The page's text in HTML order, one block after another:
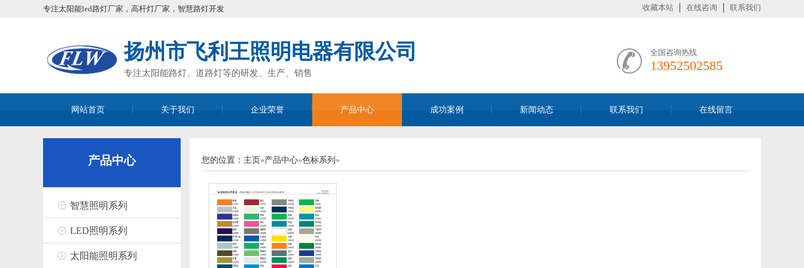
专注太阳能led路灯厂家，高杆灯厂家，智慧路灯开发 收藏本站 在线咨询 联系我们
扬州市飞利王照明电器有限公司
专注太阳能路灯、道路灯等的研发、生产、销售
全国咨询热线
13952502585
网站首页 关于我们 企业荣誉 产品中心 成功案例 新闻动态 联系我们 在线留言
产品中心
智慧照明系列
LED照明系列
太阳能照明系列
您的位置： 主页»产品中心»色标系列 »